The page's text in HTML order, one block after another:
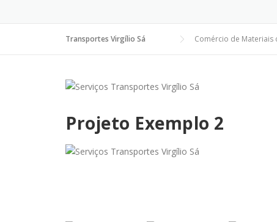
Transportes Virgílio Sá Comércio de Materiais
Projeto Exemplo 2